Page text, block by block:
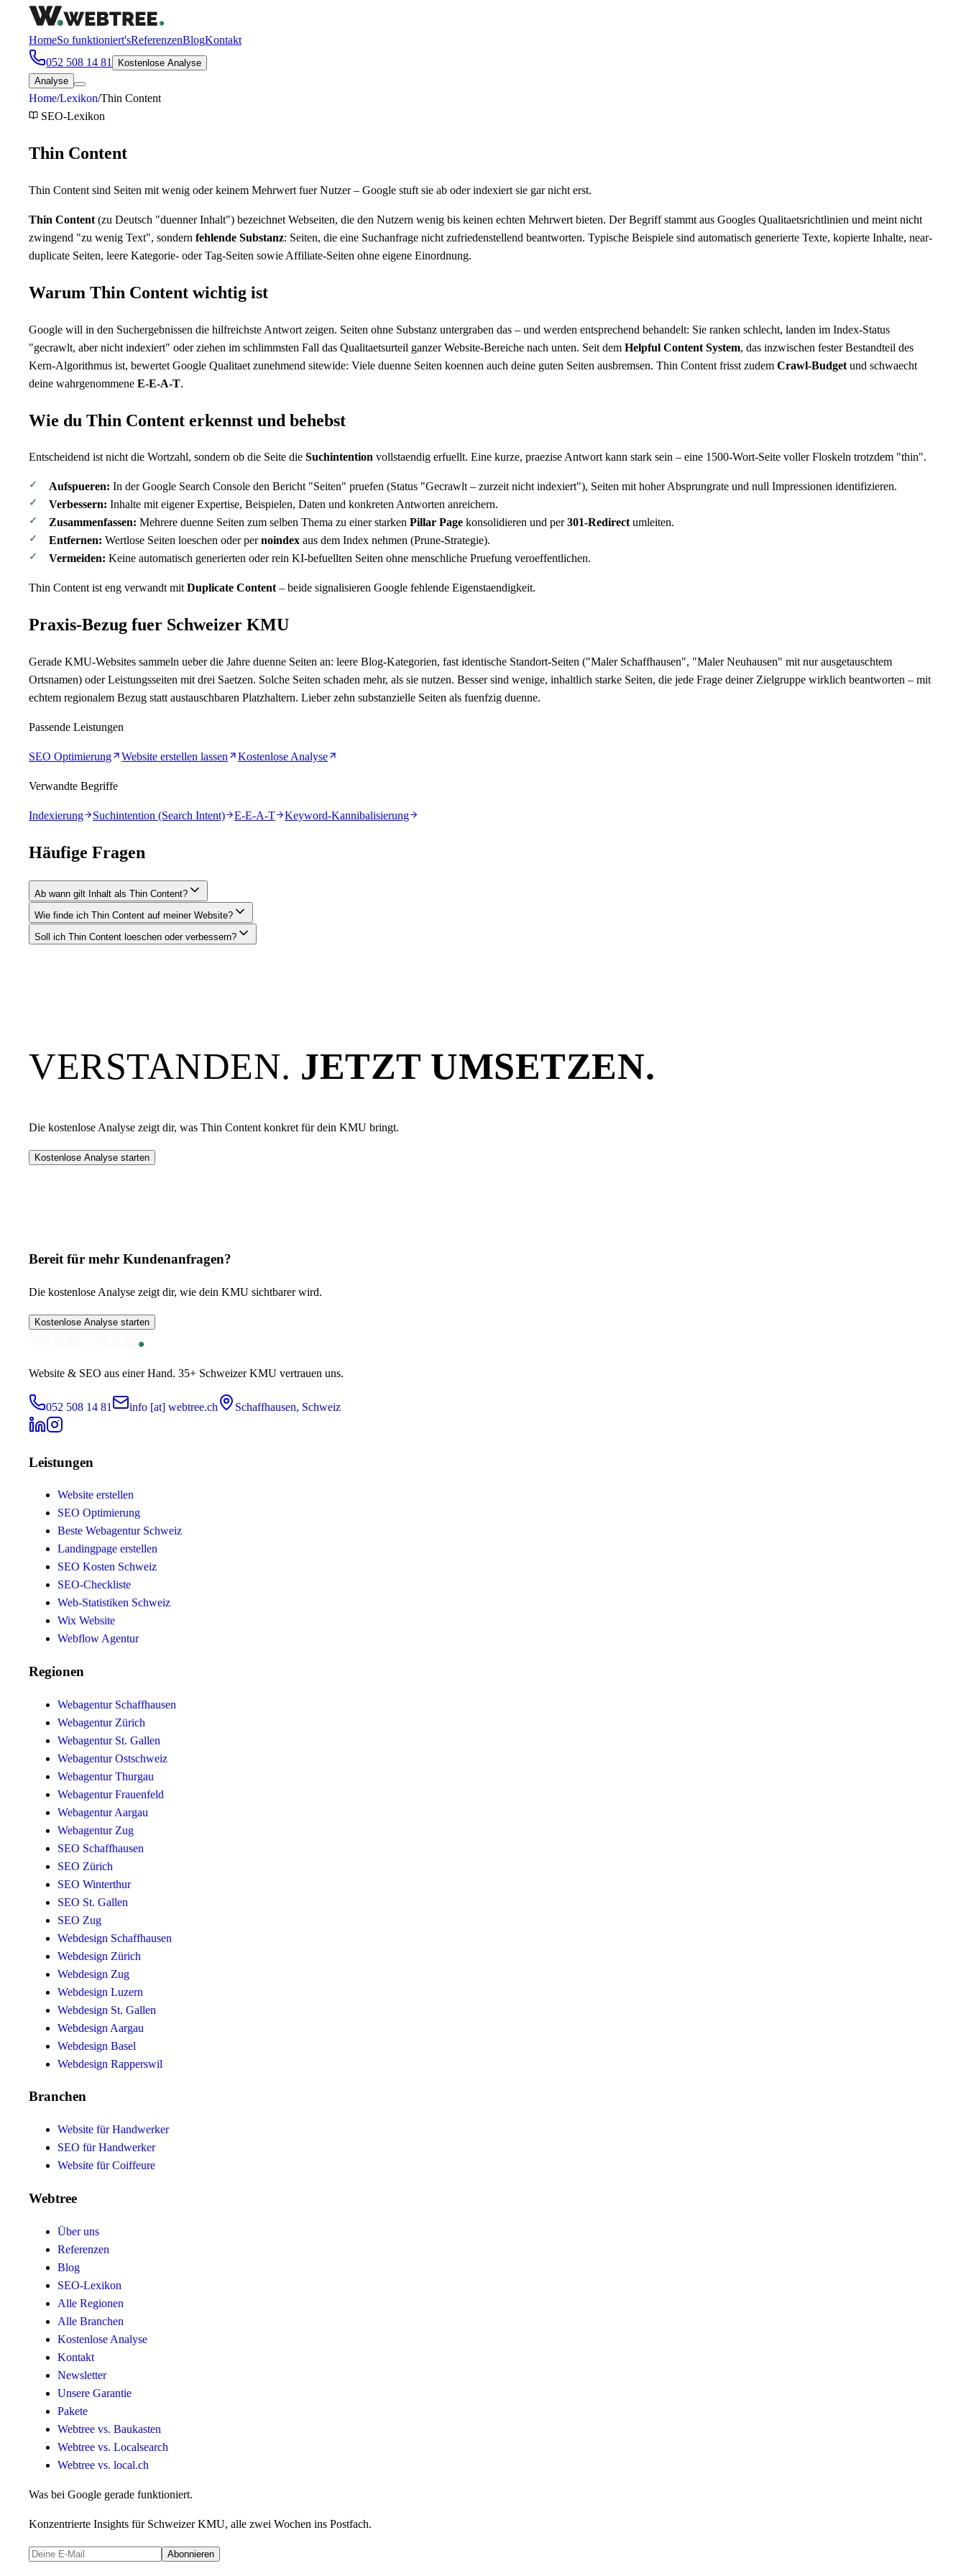
HomeSo funktioniert'sReferenzenBlogKontakt
052 508 14 81
Kostenlose Analyse
Analyse
Home/Lexikon/Thin Content
SEO-Lexikon
Thin Content
Thin Content sind Seiten mit wenig oder keinem Mehrwert fuer Nutzer – Google stuft sie ab oder indexiert sie gar nicht erst.
Thin Content (zu Deutsch "duenner Inhalt") bezeichnet Webseiten, die den Nutzern wenig bis keinen echten Mehrwert bieten. Der Begriff stammt aus Googles Qualitaetsrichtlinien und meint nicht
zwingend "zu wenig Text", sondern fehlende Substanz: Seiten, die eine Suchanfrage nicht zufriedenstellend beantworten. Typische Beispiele sind automatisch generierte Texte, kopierte Inhalte, near-
duplicate Seiten, leere Kategorie- oder Tag-Seiten sowie Affiliate-Seiten ohne eigene Einordnung.
Warum Thin Content wichtig ist
Google will in den Suchergebnissen die hilfreichste Antwort zeigen. Seiten ohne Substanz untergraben das – und werden entsprechend behandelt: Sie ranken schlecht, landen im Index-Status
"gecrawlt, aber nicht indexiert" oder ziehen im schlimmsten Fall das Qualitaetsurteil ganzer Website-Bereiche nach unten. Seit dem Helpful Content System, das inzwischen fester Bestandteil des
Kern-Algorithmus ist, bewertet Google Qualitaet zunehmend sitewide: Viele duenne Seiten koennen auch deine guten Seiten ausbremsen. Thin Content frisst zudem Crawl-Budget und schwaecht
deine wahrgenommene E-E-A-T.
Wie du Thin Content erkennst und behebst
Entscheidend ist nicht die Wortzahl, sondern ob die Seite die Suchintention vollstaendig erfuellt. Eine kurze, praezise Antwort kann stark sein – eine 1500-Wort-Seite voller Floskeln trotzdem "thin".
Aufspueren: In der Google Search Console den Bericht "Seiten" pruefen (Status "Gecrawlt – zurzeit nicht indexiert"), Seiten mit hoher Absprungrate und null Impressionen identifizieren.
Verbessern: Inhalte mit eigener Expertise, Beispielen, Daten und konkreten Antworten anreichern.
Zusammenfassen: Mehrere duenne Seiten zum selben Thema zu einer starken Pillar Page konsolidieren und per301-Redirectumleiten.
Entfernen: Wertlose Seiten loeschen oder pernoindex aus dem Index nehmen (Prune-Strategie).
Vermeiden: Keine automatisch generierten oder rein KI-befuellten Seiten ohne menschliche Pruefung veroeffentlichen.
Thin Content ist eng verwandt mitDuplicate Content– beide signalisieren Google fehlende Eigenstaendigkeit.
Praxis-Bezug fuer Schweizer KMU
Gerade KMU-Websites sammeln ueber die Jahre duenne Seiten an: leere Blog-Kategorien, fast identische Standort-Seiten ("Maler Schaffhausen", "Maler Neuhausen" mit nur ausgetauschtem
Ortsnamen) oder Leistungsseiten mit drei Saetzen. Solche Seiten schaden mehr, als sie nutzen. Besser sind wenige, inhaltlich starke Seiten, die jede Frage deiner Zielgruppe wirklich beantworten – mit
echtem regionalem Bezug statt austauschbaren Platzhaltern. Lieber zehn substanzielle Seiten als fuenfzig duenne.
Passende Leistungen
SEO Optimierung Website erstellen lassen Kostenlose Analyse
Verwandte Begriffe
Indexierung Suchintention (Search Intent) E-E-A-T Keyword-Kannibalisierung
Häufige Fragen
Ab wann gilt Inhalt als Thin Content?
Wie finde ich Thin Content auf meiner Website?
Soll ich Thin Content loeschen oder verbessern?
VERSTANDEN. JETZT UMSETZEN.
Die kostenlose Analyse zeigt dir, was Thin Content konkret für dein KMU bringt.
Kostenlose Analyse starten
Bereit für mehr Kundenanfragen?
Die kostenlose Analyse zeigt dir, wie dein KMU sichtbarer wird.
Kostenlose Analyse starten
Website & SEO aus einer Hand. 35+ Schweizer KMU vertrauen uns.
052 508 14 81 info [at] webtree.ch Schaffhausen, Schweiz
Leistungen
Website erstellen
SEO Optimierung
Beste Webagentur Schweiz
Landingpage erstellen
SEO Kosten Schweiz
SEO-Checkliste
Web-Statistiken Schweiz
Wix Website
Webflow Agentur
Regionen
Webagentur Schaffhausen
Webagentur Zürich
Webagentur St. Gallen
Webagentur Ostschweiz
Webagentur Thurgau
Webagentur Frauenfeld
Webagentur Aargau
Webagentur Zug
SEO Schaffhausen
SEO Zürich
SEO Winterthur
SEO St. Gallen
SEO Zug
Webdesign Schaffhausen
Webdesign Zürich
Webdesign Zug
Webdesign Luzern
Webdesign St. Gallen
Webdesign Aargau
Webdesign Basel
Webdesign Rapperswil
Branchen
Website für Handwerker
SEO für Handwerker
Website für Coiffeure
Webtree
Über uns
Referenzen
Blog
SEO-Lexikon
Alle Regionen
Alle Branchen
Kostenlose Analyse
Kontakt
Newsletter
Unsere Garantie
Pakete
Webtree vs. Baukasten
Webtree vs. Localsearch
Webtree vs. local.ch
Was bei Google gerade funktioniert.
Konzentrierte Insights für Schweizer KMU, alle zwei Wochen ins Postfach.
Abonnieren